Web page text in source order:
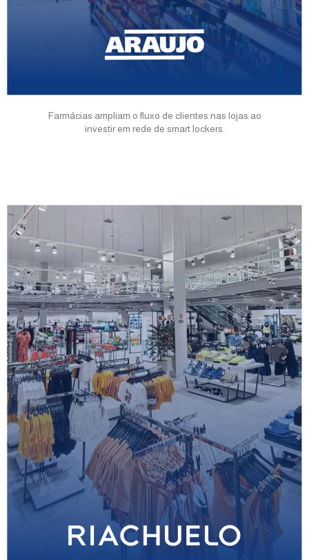
Farmácias ampliam o fluxo de clientes nas lojas ao
investir em rede de smart lockers.